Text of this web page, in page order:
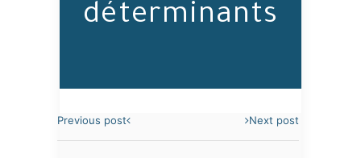
déterminants
Previous post Next post